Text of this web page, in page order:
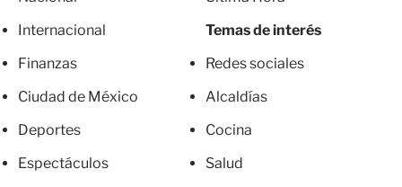
Internacional
Finanzas
Ciudad de México
Deportes
Espectáculos
Temas de interés
Redes sociales
Alcaldías
Cocina
Salud